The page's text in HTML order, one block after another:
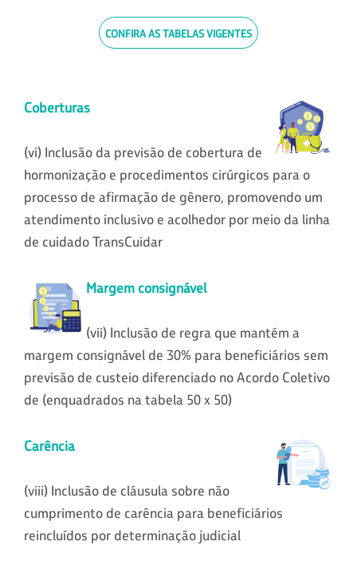
CONFIRA AS TABELAS VIGENTES
Coberturas
(vi) Inclusão da previsão de cobertura de
hormonização e procedimentos cirúrgicos para o
processo de afirmação de gênero, promovendo um
atendimento inclusivo e acolhedor por meio da linha
de cuidado TransCuidar
Margem consignável
(vii) Inclusão de regra que mantém a
margem consignável de 30% para beneficiários sem
previsão de custeio diferenciado no Acordo Coletivo
de (enquadrados na tabela 50 x 50)
Carência
(viii) Inclusão de cláusula sobre não
cumprimento de carência para beneficiários
reincluídos por determinação judicial